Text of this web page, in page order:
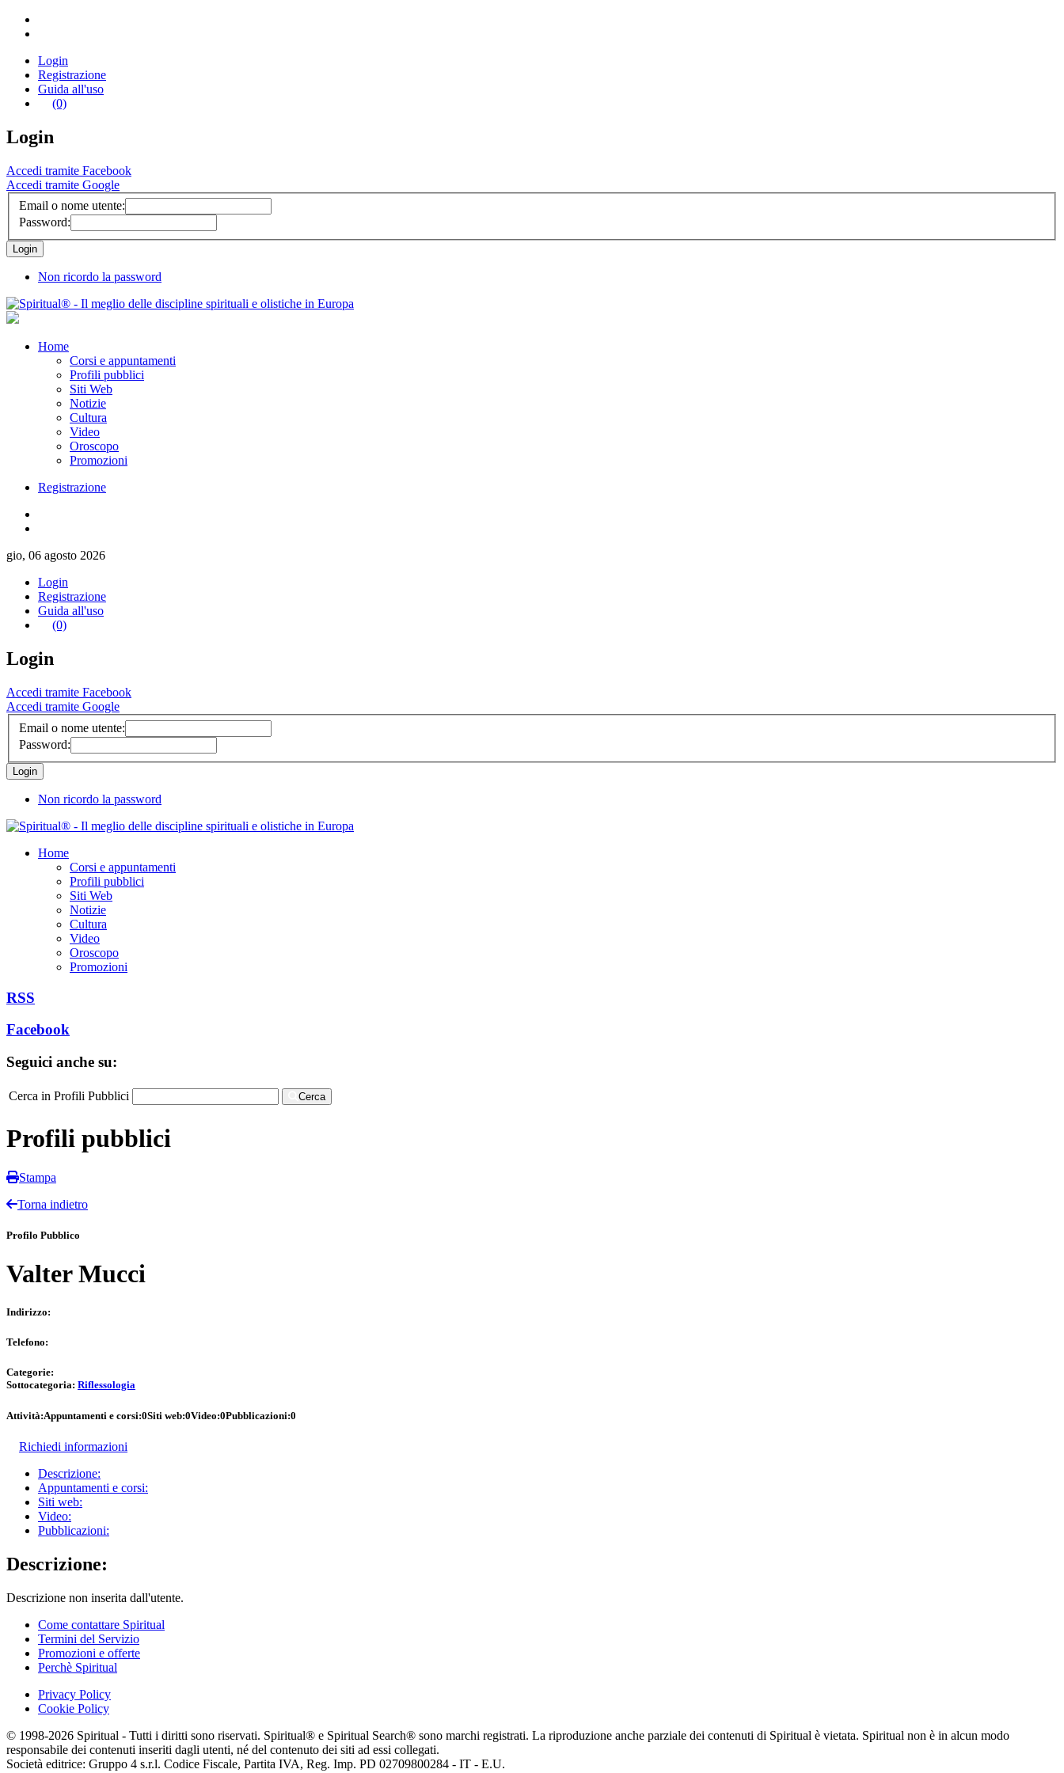
Login
Registrazione
Guida all'uso
(0)
Login
Accedi tramite Facebook
Accedi tramite Google
Email o nome utente:
Password:
Non ricordo la password
Home
Corsi e appuntamenti
Profili pubblici
Siti Web
Notizie
Cultura
Video
Oroscopo
Promozioni
Registrazione
gio, 06 agosto 2026
Login
Registrazione
Guida all'uso
(0)
Login
Accedi tramite Facebook
Accedi tramite Google
Email o nome utente:
Password:
Non ricordo la password
Home
Corsi e appuntamenti
Profili pubblici
Siti Web
Notizie
Cultura
Video
Oroscopo
Promozioni
RSS
Facebook
Seguici anche su:
Cerca in Profili Pubblici Cerca
Profili pubblici
Stampa
Torna indietro
Profilo Pubblico
Valter Mucci
Indirizzo:
Telefono:
Categorie:
Sottocategoria: Riflessologia
Attività:Appuntamenti e corsi:0Siti web:0Video:0Pubblicazioni:0
Richiedi informazioni
Descrizione:
Appuntamenti e corsi:
Siti web:
Video:
Pubblicazioni:
Descrizione:
Descrizione non inserita dall'utente.
Come contattare Spiritual
Termini del Servizio
Promozioni e offerte
Perchè Spiritual
Privacy Policy
Cookie Policy
© 1998-2026 Spiritual - Tutti i diritti sono riservati. Spiritual® e Spiritual Search® sono marchi registrati. La riproduzione anche parziale dei contenuti di Spiritual è vietata. Spiritual non è in alcun modo
responsabile dei contenuti inseriti dagli utenti, né del contenuto dei siti ad essi collegati.
Società editrice: Gruppo 4 s.r.l. Codice Fiscale, Partita IVA, Reg. Imp. PD 02709800284 - IT - E.U.